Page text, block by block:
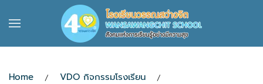
Skip to main content
Home
VDO กิจกรรมโรงเรียน